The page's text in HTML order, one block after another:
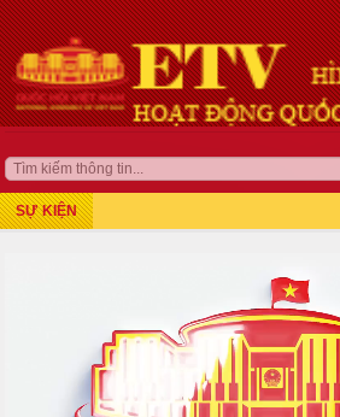
QUỐC HỘI KHÓA XV
Kỳ họp thứ 8
Kỳ họp thứ 10
SỰ KIỆN